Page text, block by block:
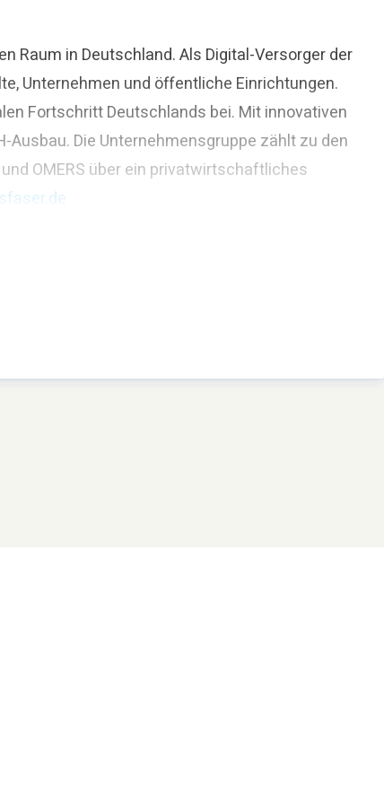
Raum in Deutschland. Als Digital-Versorger der
Unternehmen und öffentliche Einrichtungen.
Fortschritt Deutschlands bei. Mit innovativen
Die Unternehmensgruppe zählt zu den
OMERS über ein privatwirtschaftliches